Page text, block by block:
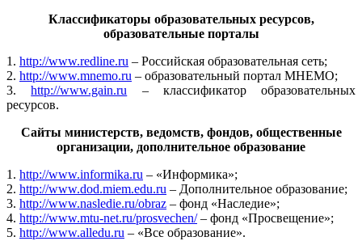
Классификаторы образовательных ресурсов,
образовательные порталы
1. http://www.redline.ru – Российская образовательная сеть;
2. http://www.mnemo.ru – образовательный портал МНЕМО;
3.http://www.gain.ru – классификатор образовательных
ресурсов.
Сайты министерств, ведомств, фондов, общественные
организации, дополнительное образование
1. http://www.informika.ru – «Информика»;
2. http://www.dod.miem.edu.ru – Дополнительное образование;
3. http://www.nasledie.ru/obraz – фонд «Наследие»;
4. http://www.mtu-net.ru/prosvechen/– фонд «Просвещение»;
5. http://www.alledu.ru – «Все образование».